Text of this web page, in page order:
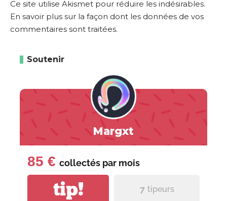
Ce site utilise Akismet pour réduire les indésirables.
En savoir plus sur la façon dont les données de vos
commentaires sont traitées.
Soutenir
Margxt
85 € collectés par mois
tip! 7 tipeurs